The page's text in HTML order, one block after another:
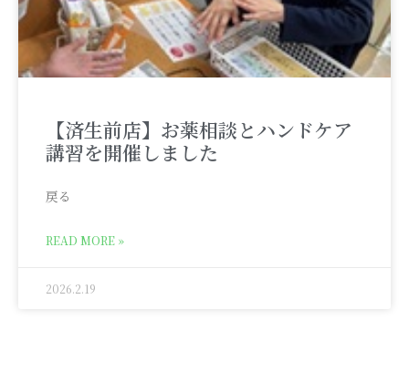
【済生前店】お薬相談とハンドケア
講習を開催しました
戻る
READ MORE »
2026.2.19